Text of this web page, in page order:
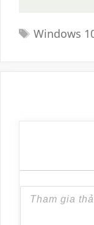
Tags
Windows